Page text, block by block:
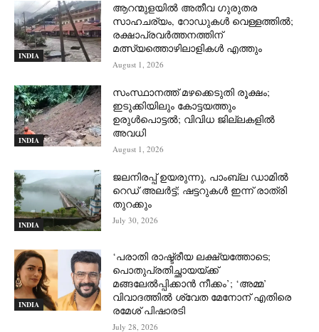
INDIA
ആറന്മുളയില്‍ അതീവ ഗുരുതര
സാഹചര്യം, റോഡുകള്‍ വെള്ളത്തില്‍;
രക്ഷാപ്രവര്‍ത്തനത്തിന്
മത്സ്യത്തൊഴിലാളികള്‍ എത്തും
August 1, 2026
INDIA
സംസ്ഥാനത്ത് മഴക്കെടുതി രൂക്ഷം;
ഇടുക്കിയിലും കോട്ടയത്തും
ഉരുള്‍പൊട്ടല്‍; വിവിധ ജില്ലകളില്‍
അവധി
August 1, 2026
INDIA
ജലനിരപ്പ് ഉയരുന്നു, പാംബ്ല ഡാമിൽ
റെഡ് അലർട്ട്; ഷട്ടറുകൾ ഇന്ന് രാത്രി
തുറക്കും
July 30, 2026
INDIA
‘പരാതി രാഷ്ട്രീയ ലക്ഷ്യത്തോടെ;
പൊതുപ്രതിച്ഛായയ്ക്ക്
മങ്ങലേല്‍പ്പിക്കാന്‍ നീക്കം’; ‘അമ്മ’
വിവാദത്തില്‍ ശ്വേത മേനോന് എതിരെ
രമേശ് പിഷാരടി
July 28, 2026